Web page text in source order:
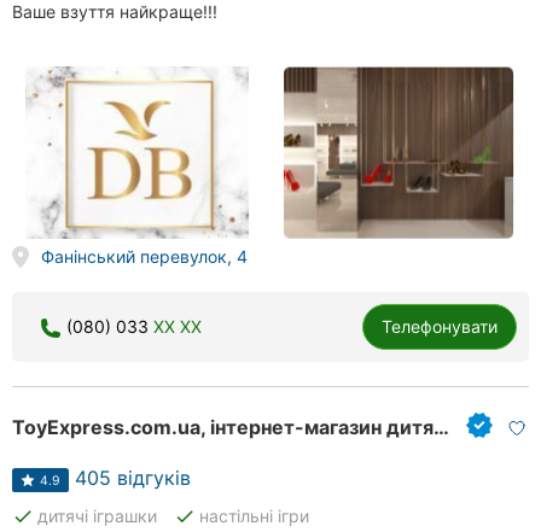
Херсон
Полтава
Чернігів
Чернівці
Івано-
Ваше взуття найкраще!!!
Фанінський перевулок, 4
(080) 033 XX XX Телефонувати
ToyExpress.com.ua, інтернет-магазин дитячих іграшок
4.9 405 відгуків
done дитячі іграшки done настільні ігри